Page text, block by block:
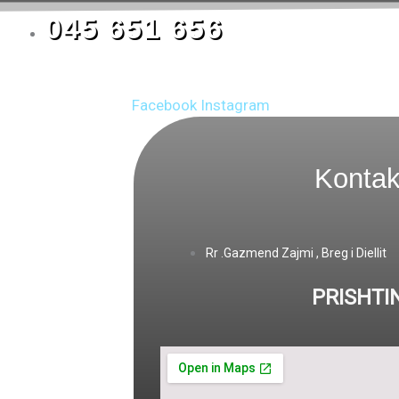
045 651 656
Facebook Instagram
Rr .Gazmend Zajmi , Breg i Diellit